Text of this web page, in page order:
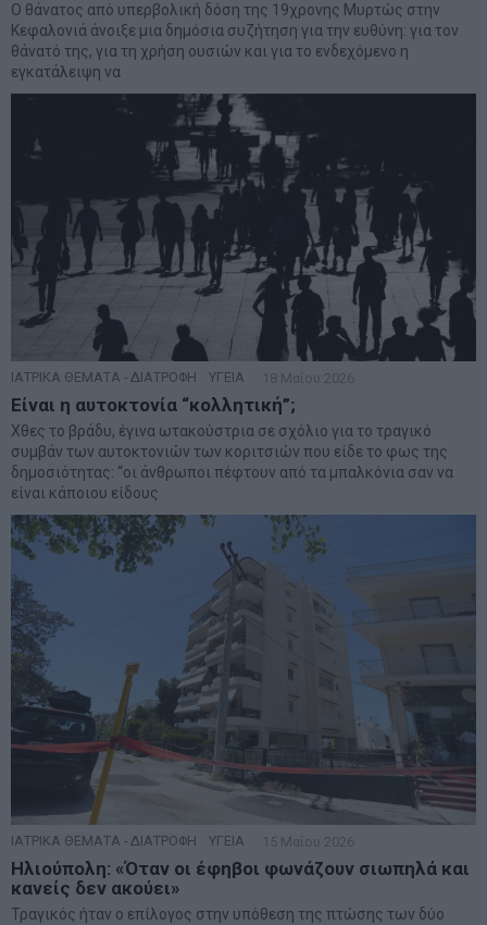
Ο θάνατος από υπερβολική δόση της 19χρονης Μυρτώς στην
Κεφαλονιά άνοιξε μια δημόσια συζήτηση για την ευθύνη: για τον
θάνατό της, για τη χρήση ουσιών και για το ενδεχόμενο η
εγκατάλειψη να
ΙΑΤΡΙΚΑ ΘΕΜΑΤΑ - ΔΙΑΤΡΟΦΗ ΥΓΕΙΑ 18 Μαΐου 2026
Είναι η αυτοκτονία “κολλητική”;
Χθες το βράδυ, έγινα ωτακούστρια σε σχόλιο για το τραγικό
συμβάν των αυτοκτονιών των κοριτσιών που είδε το φως της
δημοσιότητας: “οι άνθρωποι πέφτουν από τα μπαλκόνια σαν να
είναι κάποιου είδους
ΙΑΤΡΙΚΑ ΘΕΜΑΤΑ - ΔΙΑΤΡΟΦΗ ΥΓΕΙΑ 15 Μαΐου 2026
Ηλιούπολη: «Όταν οι έφηβοι φωνάζουν σιωπηλά και
κανείς δεν ακούει»
Τραγικός ήταν ο επίλογος στην υπόθεση της πτώσης των δύο